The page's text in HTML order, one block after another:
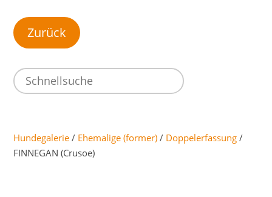
Hundegalerie / Ehemalige (former) / Doppelerfassung /
FINNEGAN (Crusoe)